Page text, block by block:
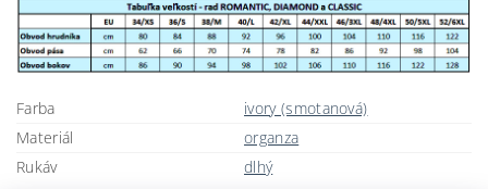
Farba
ivory (smotanová)
Materiál
organza
Rukáv
dlhý